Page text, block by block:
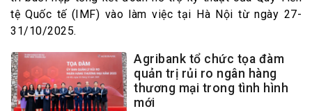
tệ Quốc tế (IMF) vào làm việc tại Hà Nội từ ngày 27-
31/10/2025.
Agribank tổ chức tọa đàm
quản trị rủi ro ngân hàng
thương mại trong tình hình
mới